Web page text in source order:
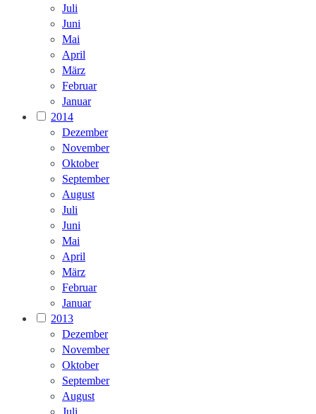
Juli
Juni
Mai
April
März
Februar
Januar
2014
Dezember
November
Oktober
September
August
Juli
Juni
Mai
April
März
Februar
Januar
2013
Dezember
November
Oktober
September
August
Juli